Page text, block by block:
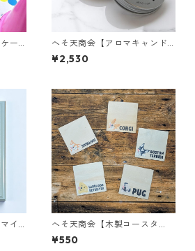
ー
缶
ー
へそ天商会【アロマキャンド
ル】虫除け｜シトロネラ｜野
外｜キャンプ
¥2,530
イ
軌
へそ天商会【木製コースタ
ー】犬イラスト
¥550